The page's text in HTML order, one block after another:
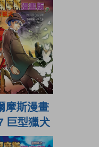
摩斯漫畫
巨型獵犬